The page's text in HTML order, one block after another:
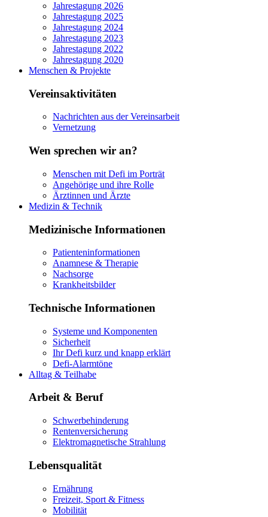
Jahrestagung 2026
Jahrestagung 2025
Jahrestagung 2024
Jahrestagung 2023
Jahrestagung 2022
Jahrestagung 2020
Menschen & Projekte
Vereinsaktivitäten
Nachrichten aus der Vereinsarbeit
Vernetzung
Wen sprechen wir an?
Menschen mit Defi im Porträt
Angehörige und ihre Rolle
Ärztinnen und Ärzte
Medizin & Technik
Medizinische Informationen
Patienteninformationen
Anamnese & Therapie
Nachsorge
Krankheitsbilder
Technische Informationen
Systeme und Komponenten
Sicherheit
Ihr Defi kurz und knapp erklärt
Defi-Alarmtöne
Alltag & Teilhabe
Arbeit & Beruf
Schwerbehinderung
Rentenversicherung
Elektromagnetische Strahlung
Lebensqualität
Ernährung
Freizeit, Sport & Fitness
Mobilität